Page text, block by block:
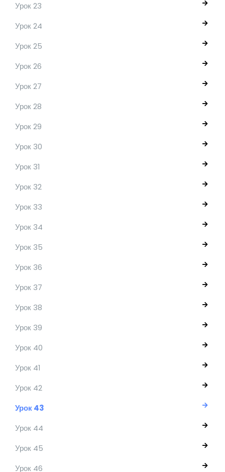
Урок 23
Урок 24
Урок 25
Урок 26
Урок 27
Урок 28
Урок 29
Урок 30
Урок 31
Урок 32
Урок 33
Урок 34
Урок 35
Урок 36
Урок 37
Урок 38
Урок 39
Урок 40
Урок 41
Урок 42
Урок 43
Урок 44
Урок 45
Урок 46